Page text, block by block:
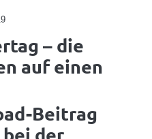
– die
auf einen
Beitrag
der